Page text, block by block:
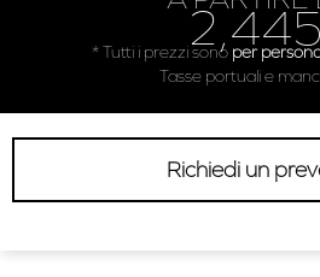
* Tutti i prezzi sono per
Tasse portuali e
Richiedi un